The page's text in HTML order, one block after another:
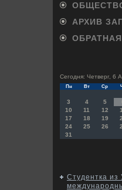
АРХИВ
Сегодня: Четверг, 6
Пн Вт Ср
3
4 5
10
11 12
17
18 19
24
25 26
31
Студентка